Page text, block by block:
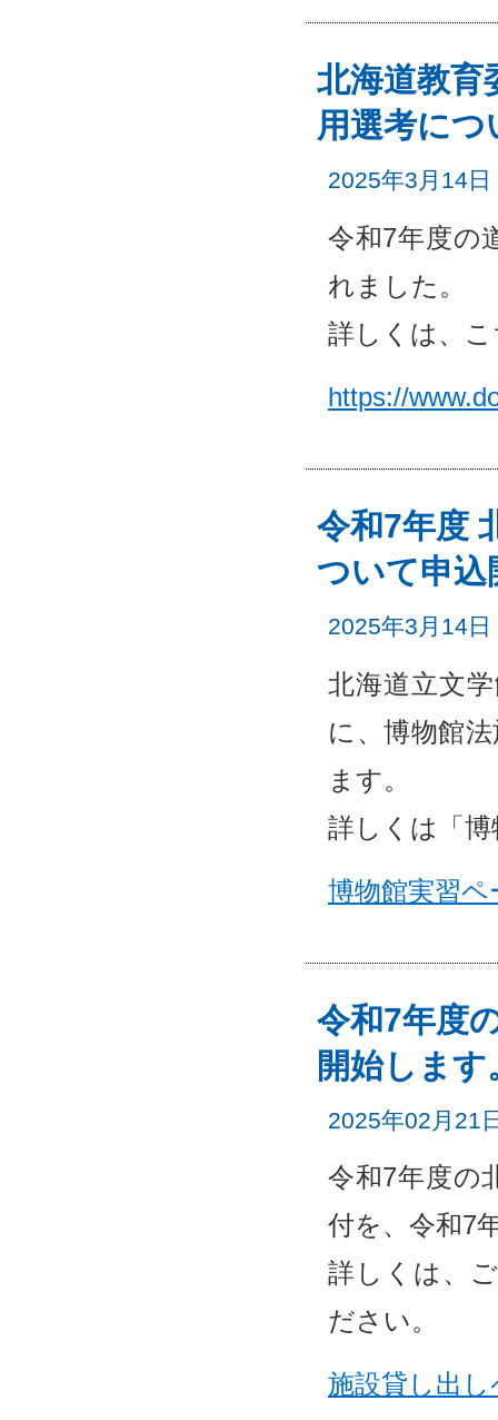
北海道教育
用選考につ
2025年3月14日
令和7年度の
れました。
詳しくは、
https://
令和7年度
ついて申込
2025年3月14日
北海道立文
に、博物館
ます。
詳しくは「
博物館実習ペ
令和7年度
開始します
2025年02月21
令和7年度の
付を、令和7
詳しくは、
ださい。
施設貸し出